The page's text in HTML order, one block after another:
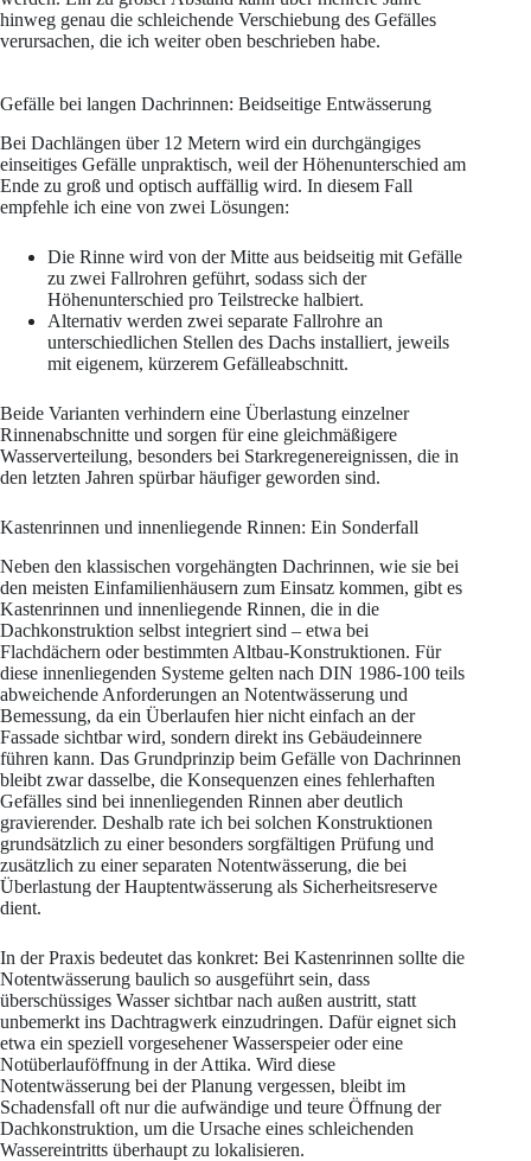
hinweg genau die schleichende Verschiebung des Gefälles
verursachen, die ich weiter oben beschrieben habe.
Gefälle bei langen Dachrinnen: Beidseitige Entwässerung
Bei Dachlängen über 12 Metern wird ein durchgängiges
einseitiges Gefälle unpraktisch, weil der Höhenunterschied am
Ende zu groß und optisch auffällig wird. In diesem Fall
empfehle ich eine von zwei Lösungen:
Die Rinne wird von der Mitte aus beidseitig mit Gefälle
zu zwei Fallrohren geführt, sodass sich der
Höhenunterschied pro Teilstrecke halbiert.
Alternativ werden zwei separate Fallrohre an
unterschiedlichen Stellen des Dachs installiert, jeweils
mit eigenem, kürzerem Gefälleabschnitt.
Beide Varianten verhindern eine Überlastung einzelner
Rinnenabschnitte und sorgen für eine gleichmäßigere
Wasserverteilung, besonders bei Starkregenereignissen, die in
den letzten Jahren spürbar häufiger geworden sind.
Kastenrinnen und innenliegende Rinnen: Ein Sonderfall
Neben den klassischen vorgehängten Dachrinnen, wie sie bei
den meisten Einfamilienhäusern zum Einsatz kommen, gibt es
Kastenrinnen und innenliegende Rinnen, die in die
Dachkonstruktion selbst integriert sind – etwa bei
Flachdächern oder bestimmten Altbau-Konstruktionen. Für
diese innenliegenden Systeme gelten nach DIN 1986-100 teils
abweichende Anforderungen an Notentwässerung und
Bemessung, da ein Überlaufen hier nicht einfach an der
Fassade sichtbar wird, sondern direkt ins Gebäudeinnere
führen kann. Das Grundprinzip beim Gefälle von Dachrinnen
bleibt zwar dasselbe, die Konsequenzen eines fehlerhaften
Gefälles sind bei innenliegenden Rinnen aber deutlich
gravierender. Deshalb rate ich bei solchen Konstruktionen
grundsätzlich zu einer besonders sorgfältigen Prüfung und
zusätzlich zu einer separaten Notentwässerung, die bei
Überlastung der Hauptentwässerung als Sicherheitsreserve
dient.
In der Praxis bedeutet das konkret: Bei Kastenrinnen sollte die
Notentwässerung baulich so ausgeführt sein, dass
überschüssiges Wasser sichtbar nach außen austritt, statt
unbemerkt ins Dachtragwerk einzudringen. Dafür eignet sich
etwa ein speziell vorgesehener Wasserspeier oder eine
Notüberlauföffnung in der Attika. Wird diese
Notentwässerung bei der Planung vergessen, bleibt im
Schadensfall oft nur die aufwändige und teure Öffnung der
Dachkonstruktion, um die Ursache eines schleichenden
Wassereintritts überhaupt zu lokalisieren.